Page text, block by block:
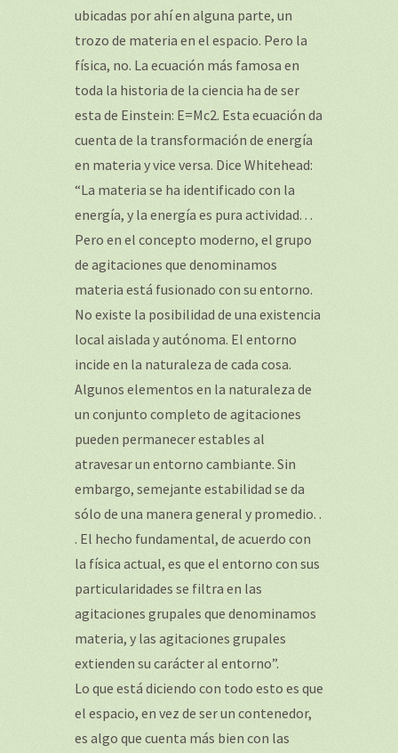
ubicadas por ahí en alguna parte, un
trozo de materia en el espacio. Pero la
física, no. La ecuación más famosa en
toda la historia de la ciencia ha de ser
esta de Einstein: E=Mc2. Esta ecuación da
cuenta de la transformación de energía
en materia y vice versa. Dice Whitehead:
“La materia se ha identificado con la
energía, y la energía es pura actividad. . .
Pero en el concepto moderno, el grupo
de agitaciones que denominamos
materia está fusionado con su entorno.
No existe la posibilidad de una existencia
local aislada y autónoma. El entorno
incide en la naturaleza de cada cosa.
Algunos elementos en la naturaleza de
un conjunto completo de agitaciones
pueden permanecer estables al
atravesar un entorno cambiante. Sin
embargo, semejante estabilidad se da
sólo de una manera general y promedio. .
. El hecho fundamental, de acuerdo con
la física actual, es que el entorno con sus
particularidades se filtra en las
agitaciones grupales que denominamos
materia, y las agitaciones grupales
extienden su carácter al entorno”.
Lo que está diciendo con todo esto es que
el espacio, en vez de ser un contenedor,
es algo que cuenta más bien con las